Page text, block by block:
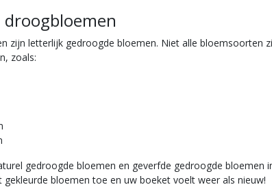
zijn letterlijk gedroogde bloemen. Niet alle bloemsoorten
zoals:
gedroogde bloemen en geverfde gedroogde
gekleurde bloemen toe en uw boeket voelt weer als nieuw!